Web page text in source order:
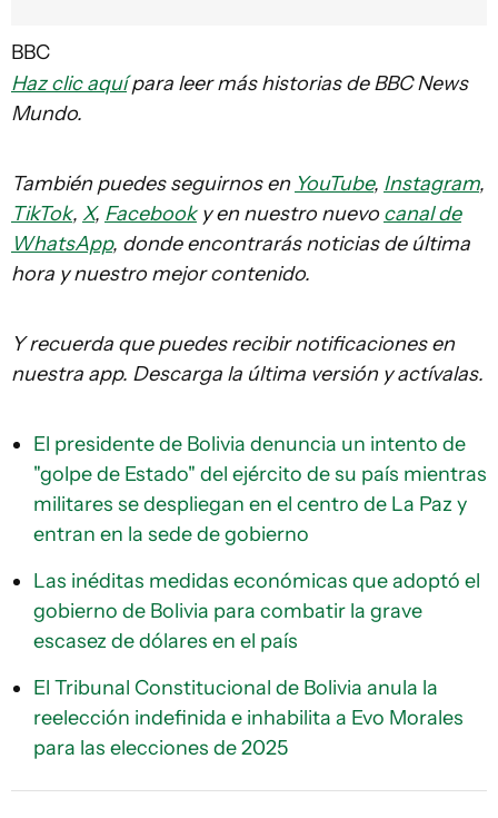
BBC
Haz clic aquípara leer más historias de BBC News
Mundo.
También puedes seguirnos en YouTube, Instagram,
TikTok, X, Facebooky en nuestro nuevo canal de
WhatsApp, donde encontrarás noticias de última
hora y nuestro mejor contenido.
Y recuerda que puedes recibir notificaciones en
nuestra app. Descarga la última versión y actívalas.
El presidente de Bolivia denuncia un intento de
"golpe de Estado" del ejército de su país mientras
militares se despliegan en el centro de La Paz y
entran en la sede de gobierno
Las inéditas medidas económicas que adoptó el
gobierno de Bolivia para combatir la grave
escasez de dólares en el país
El Tribunal Constitucional de Bolivia anula la
reelección indefinida e inhabilita a Evo Morales
para las elecciones de 2025